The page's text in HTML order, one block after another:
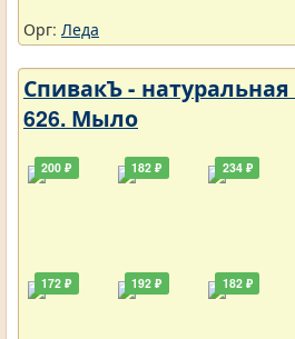
Орг: Леда
СпивакЪ -
626. Мыло
200 ₽
172 ₽
182 ₽
192 ₽
234 ₽
182 ₽